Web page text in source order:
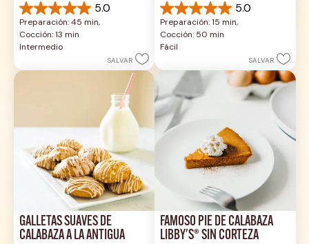
5.0
5.0
de
5
estrellas.
reseña
Preparación: 45 min,
Cocción: 13 min
Intermedio
SALVAR
5.0
5.0
de
5
estrellas.
reseñas
Preparación: 15 min,
Cocción: 50 min
Fácil
SALVAR
GALLETAS SUAVES DE
CALABAZA A LA ANTIGUA
FAMOSO PIE DE CALABAZA
LIBBY'S® SIN CORTEZA